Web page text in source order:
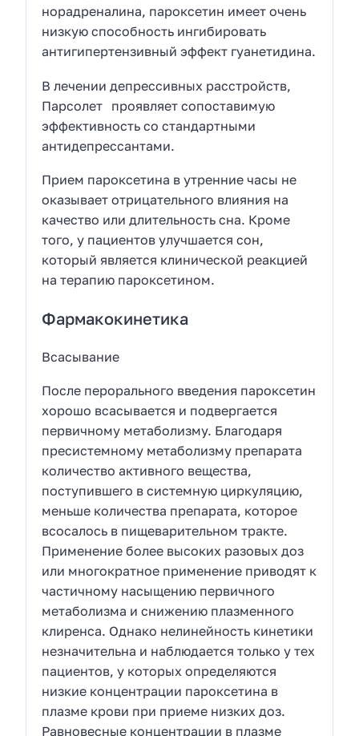
норадреналина, пароксетин имеет очень
низкую способность ингибировать
антигипертензивный эффект гуанетидина.
В лечении депрессивных расстройств,
Парсолет проявляет сопоставимую
эффективность со стандартными
антидепрессантами.
Прием пароксетина в утренние часы не
оказывает отрицательного влияния на
качество или длительность сна. Кроме
того, у пациентов улучшается сон,
который является клинической реакцией
на терапию пароксетином.
Фармакокинетика
Всасывание
После перорального введения пароксетин
хорошо всасывается и подвергается
первичному метаболизму. Благодаря
пресистемному метаболизму препарата
количество активного вещества,
поступившего в системную циркуляцию,
меньше количества препарата, которое
всосалось в пищеварительном тракте.
Применение более высоких разовых доз
или многократное применение приводят к
частичному насыщению первичного
метаболизма и снижению плазменного
клиренса. Однако нелинейность кинетики
незначительна и наблюдается только у тех
пациентов, у которых определяются
низкие концентрации пароксетина в
плазме крови при приеме низких доз.
Равновесные концентрации в плазме